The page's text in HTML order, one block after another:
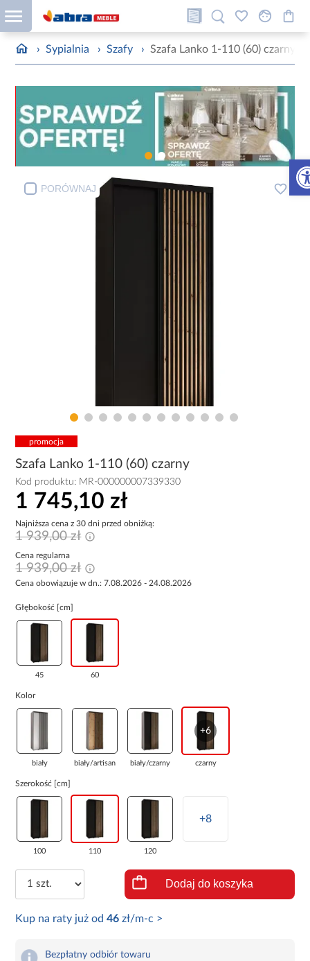
› Sypialnia › Szafy › Szafa Lanko 1-110 (60) czarny
PORÓWNAJ
promocja
Szafa Lanko 1-110 (60) czarny
Kod produktu: MR-000000007339330
1 745,10 zł
Najniższa cena z 30 dni przed obniżką:
1 939,00 zł
Cena regularna
1 939,00 zł
Cena obowiązuje w dn.: 7.08.2026 - 24.08.2026
Głębokość [cm]
45 60
Kolor
biały biały/artisan biały/czarny
+6
czarny
Szerokość [cm]
100 110 120
+8
Dodaj do koszyka
Kup na raty już od46 zł/m-c >
Bezpłatny odbiór towaru